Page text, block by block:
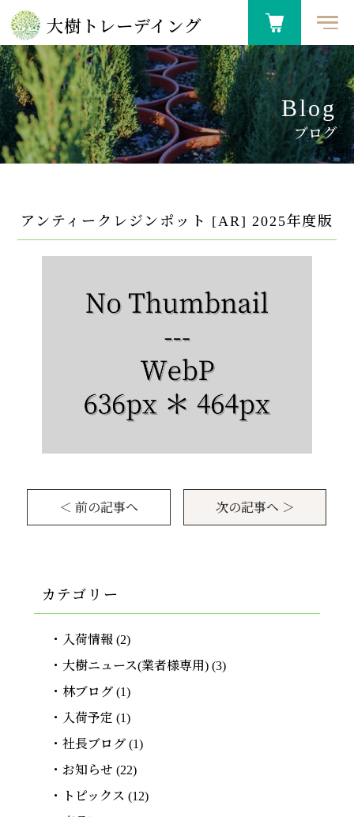
大樹トレーデイング
Blog
ブログ
アンティークレジンポット [AR] 2025年度版
＜ 前の記事へ 次の記事へ ＞
カテゴリー
入荷情報 (2)
大樹ニュース(業者様専用)(3)
林ブログ(1)
入荷予定 (1)
社長ブログ(1)
お知らせ (22)
トピックス (12)